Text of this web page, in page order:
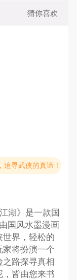
猜你喜欢
追寻武侠的真谛！
湖》是一款国
国风水墨漫画
世界，轻松的
将扮演一个
路探寻真相
，皆由您来书